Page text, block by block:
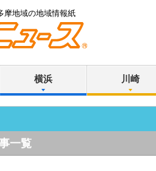
摩地域の地域情報紙
横浜 川崎
一覧